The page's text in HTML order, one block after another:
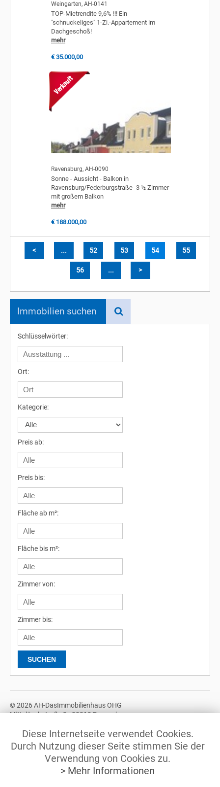
Weingarten, AH-0141
TOP-Mietrendite 9,6% !!! Ein
"schnuckeliges" 1-Zi.-Appartement im
Dachgeschoß!
mehr
€ 35.000,00
Ravensburg, AH-0090
Sonne - Aussicht - Balkon in
Ravensburg/Federburgstraße -3 ½ Zimmer
mit großem Balkon
mehr
€ 188.000,00
< ... 52 53 54 55
56 ... >
Immobilien suchen
Schlüsselwörter:
Ort:
Kategorie:
Preis ab:
Preis bis:
Fläche ab m²:
Fläche bis m²:
Zimmer von:
Zimmer bis:
© 2026 AH-DasImmobilienhaus OHG
Mittelöschstraße 3 - 88213 Ravensburg
© 2026 AH-DasImmobilienhaus GbR
Mittelöschstraße 3 - 88213 Ravensburg
Tel.: +49 (0)751 / 370 678 12
Diese Internetseite verwendet Cookies.
Durch Nutzung dieser Seite stimmen Sie der
Verwendung von Cookies zu.
> Mehr Informationen